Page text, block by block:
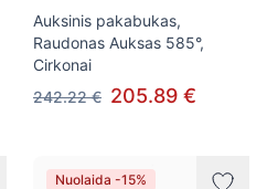
Auksinis pakabukas,
Raudonas Auksas 585°,
Cirkonai
242.22 € 205.89 €
Nuolaida -15%